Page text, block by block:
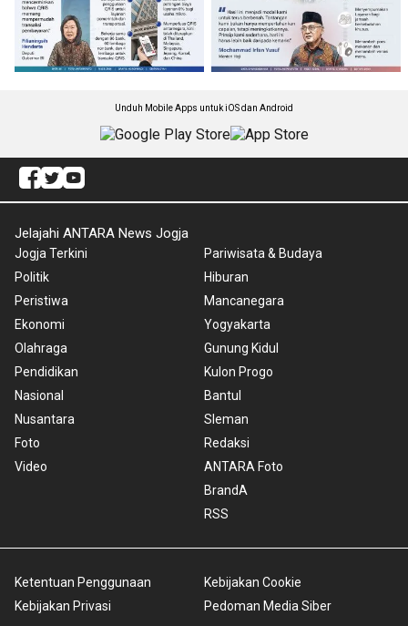
Unduh Mobile Apps untuk iOS dan Android
Jelajahi ANTARA News Jogja
Jogja Terkini
Politik
Peristiwa
Ekonomi
Olahraga
Pendidikan
Nasional
Nusantara
Foto
Video
Pariwisata & Budaya
Hiburan
Mancanegara
Yogyakarta
Gunung Kidul
Kulon Progo
Bantul
Sleman
Redaksi
ANTARA Foto
BrandA
RSS
Ketentuan Penggunaan
Kebijakan Privasi
Kebijakan Cookie
Pedoman Media Siber